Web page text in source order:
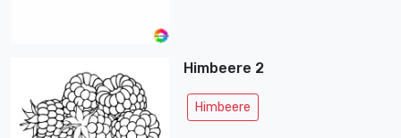
Himbeere 2
Himbeere